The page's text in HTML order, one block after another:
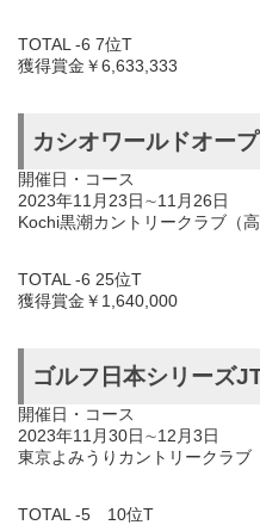
TOTAL -6 7位T
獲得賞金￥6,633,333
カシオワールドオー
開催日・コース
2023年11月23日∼11月26日
Kochi黒潮カントリークラブ（
TOTAL -6 25位T
獲得賞金￥1,640,000
ゴルフ日本シリーズ
開催日・コース
2023年11月30日∼12月3日
東京よみうりカントリークラブ
TOTAL -5 10位T